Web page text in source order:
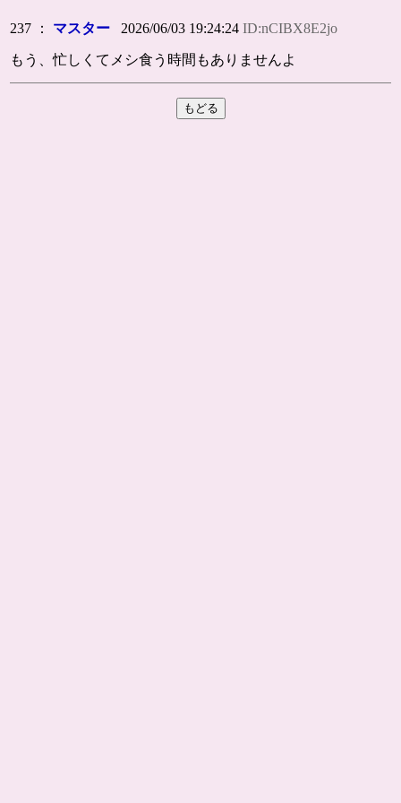
237 ： マスター 2026/06/03 19:24:24ID:nCIBX8E2jo
もう、忙しくてメシ食う時間もありませんよ